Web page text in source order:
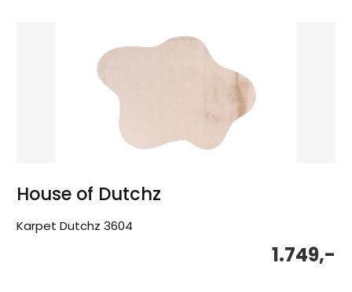
House of Dutchz
Karpet Dutchz 3604
1.749,-